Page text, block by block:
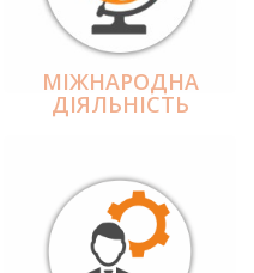
МІЖНАРОДНА
ДІЯЛЬНІCТЬ